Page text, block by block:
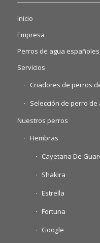
Inicio
Empresa
Perros de agua españoles
Servicios
Criadores de perros
Selección de perro
Nuestros perros
Hembras
Cayetana De
Shakira
Estrella
Fortuna
Google